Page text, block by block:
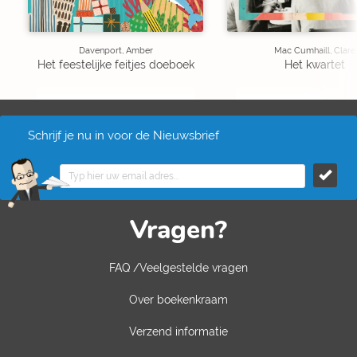
Davenport, Amber
Het feestelijke feitjes doeboek
Mac Cumhaill, Clare
Het kwartet
Schrijf je nu in voor de Nieuwsbrief
Vragen?
FAQ /Veelgestelde vragen
Over boekenkraam
Verzend informatie